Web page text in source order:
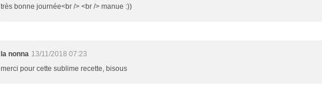
très bonne journée<br /> <br /> manue :))
la nonna 13/11/2018 07:23
merci pour cette sublime recette, bisous